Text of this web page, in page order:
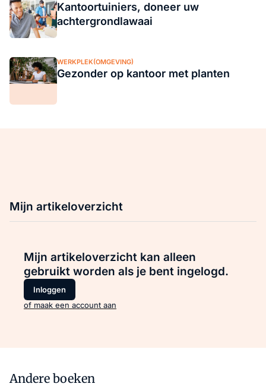
Kantoortuiniers, doneer uw
achtergrondlawaai
WERKPLEK(OMGEVING)
Gezonder op kantoor met planten
Mijn artikeloverzicht
Mijn artikeloverzicht kan alleen
gebruikt worden als je bent ingelogd.
Inloggen
of maak een account aan
Andere boeken